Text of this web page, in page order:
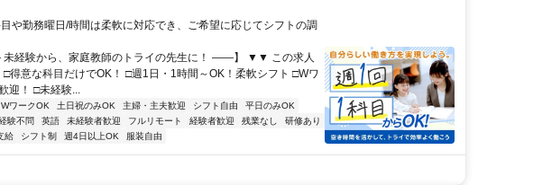
や勤務曜日/時間は柔軟に対応でき、ご希望に応じてシフトの調
経験から、家庭教師のトライの先生に！ ――】 ▼▼ この求人
意な科目だけでOK！ □週1日・1時間～OK！柔軟シフト □Wワ
迎！ □未経験...
ワークOK 土日祝のみOK 主婦・主夫歓迎 シフト自由
平日のみOK
験不問 英語 未経験者歓迎 フルリモート 経験者歓迎 残業なし
研修あり
給 シフト制 週4日以上OK 服装自由